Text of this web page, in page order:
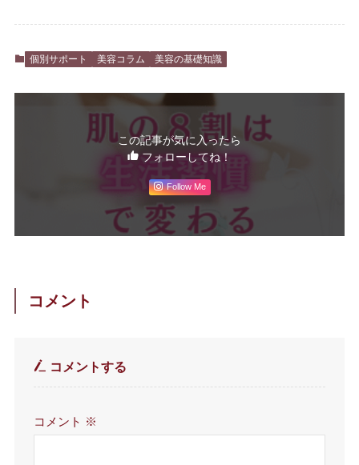
個別サポート 美容コラム 美容の基礎知識
この記事が気に入ったら
フォローしてね！
Follow Me
コメント
コメントする
コメント ※